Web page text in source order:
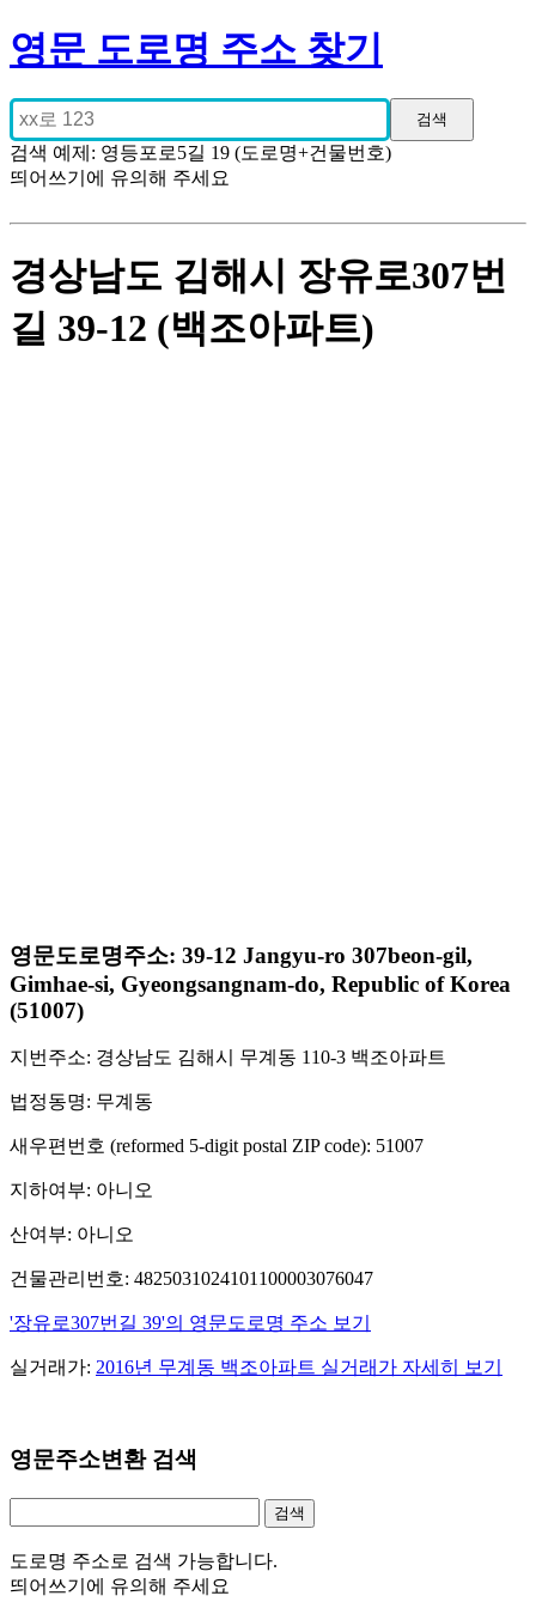
영문 도로명 주소 찾기
검색 예제: 영등포로5길 19 (도로명+건물번호)
띄어쓰기에 유의해 주세요
경상남도 김해시 장유로307번
길 39-12 (백조아파트)
영문도로명주소: 39-12 Jangyu-ro 307beon-gil,
Gimhae-si, Gyeongsangnam-do, Republic of Korea
(51007)
지번주소: 경상남도 김해시 무계동 110-3 백조아파트
법정동명: 무계동
새우편번호 (reformed 5-digit postal ZIP code): 51007
지하여부: 아니오
산여부: 아니오
건물관리번호: 4825031024101100003076047
'장유로307번길 39'의 영문도로명 주소 보기
실거래가: 2016년 무계동 백조아파트 실거래가 자세히 보기
영문주소변환 검색
도로명 주소로 검색 가능합니다.
띄어쓰기에 유의해 주세요